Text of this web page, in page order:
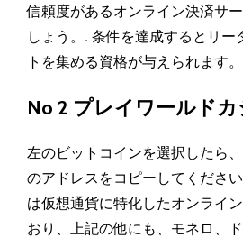
信頼度があるオンライン決済サ
しょう。. 条件を達成するとリー
トを集める資格が与えられます
No 2 プレイワールドカ
左のビットコインを選択したら
のアドレスをコピーしてくださ
は仮想通貨に特化したオンライ
おり、上記の他にも、モネロ、